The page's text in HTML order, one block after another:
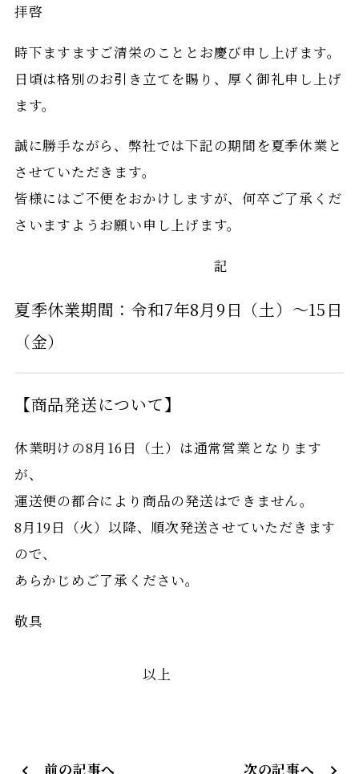
拝啓
時下ますますご清栄のこととお慶び申し上げます。
日頃は格別のお引き立てを賜り、厚く御礼申し上げ
ます。
誠に勝手ながら、弊社では下記の期間を夏季休業と
させていただきます。
皆様にはご不便をおかけしますが、何卒ご了承くだ
さいますようお願い申し上げます。
記
夏季休業期間：令和7年8月9日（土）〜15日
（金）
【商品発送について】
休業明けの8月16日（土）は通常営業となります
が、
運送便の都合により商品の発送はできません。
8月19日（火）以降、順次発送させていただきます
ので、
あらかじめご了承ください。
敬具
以上
前の記事へ 次の記事へ